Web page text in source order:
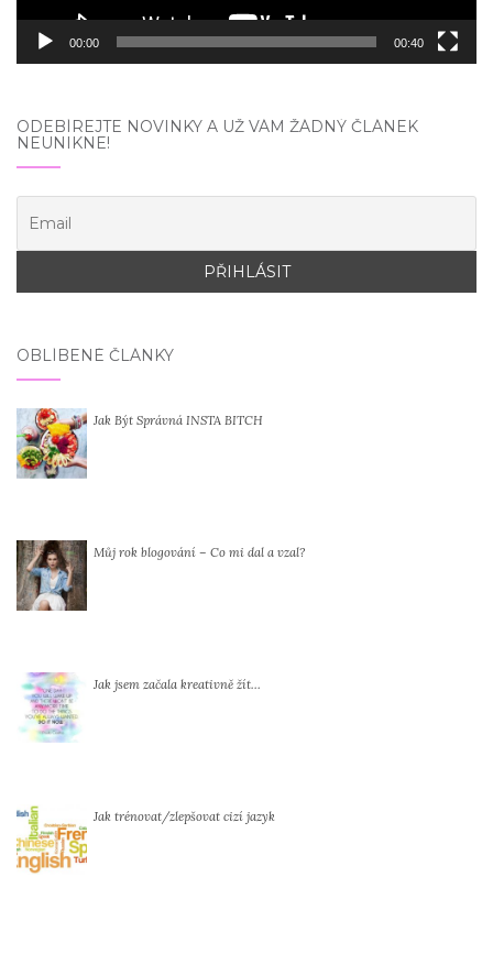
00:00 00:40
ODEBÍREJTE NOVINKY A UŽ VÁM ŽÁDNÝ ČLÁNEK
NEUNIKNE!
OBLÍBENÉ ČLÁNKY
Jak Být Správná INSTA BITCH
Můj rok blogování – Co mi dal a vzal?
Jak jsem začala kreativně žít…
Jak trénovat/zlepšovat cizí jazyk